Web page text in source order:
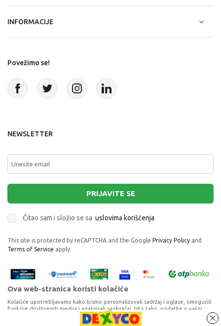
INFORMACIJE
Povežimo se!
NEWSLETTER
PRIJAVITE SE
Čitao sam i složio se sa uslovima korišćenja
This site is protected by reCAPTCHA and the Google Privacy Policy and
Terms of Service apply.
Ova web-stranica koristi kolačiće
Kolačiće upotrebljavamo kako bismo personalizovali sadržaj i oglase, omogućili
funkcije društvenih medija i analizirali saobraćaj. Isto tako, podatke o vašoj
upotrebi naše web-lokacije delimo s partnerima za društvene medije,
oglašavanje i analizu, a oni ih mogu kombinovati s drugim podacima koje ste im